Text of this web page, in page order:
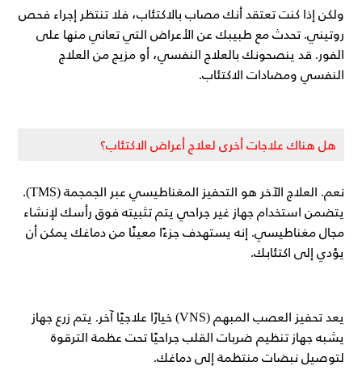
ولكن إذا كنت تعتقد أنك مصاب بالاكتئاب، فلا تنتظر إجراء فحص
روتيني. تحدث مع طبيبك عن الأعراض التي تعاني منها على
الفور. قد ينصحونك بالعلاج النفسي، أو مزيج من العلاج
النفسي ومضادات الاكتئاب.
هل هناك علاجات أخرى لعلاج أعراض الاكتئاب؟
نعم. العلاج الآخر هو التحفيز المغناطيسي عبر الجمجمة (TMS).
يتضمن استخدام جهاز غير جراحي يتم تثبيته فوق رأسك لإنشاء
مجال مغناطيسي. إنه يستهدف جزءًا معينًا من دماغك يمكن أن
يؤدي إلى اكتئابك.
يعد تحفيز العصب المبهم (VNS) خيارًا علاجيًا آخر. يتم زرع جهاز
يشبه جهاز تنظيم ضربات القلب جراحيًا تحت عظمة الترقوة
لتوصيل نبضات منتظمة إلى دماغك.